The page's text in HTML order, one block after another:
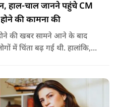
हाल-चाल जानने पहुंचे CM
की कामना की
की खबर सामने आने के बाद
में चिंता बढ़ गई थी. हालांकि,